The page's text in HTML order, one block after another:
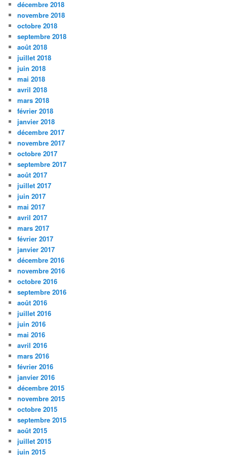
décembre 2018
novembre 2018
octobre 2018
septembre 2018
août 2018
juillet 2018
juin 2018
mai 2018
avril 2018
mars 2018
février 2018
janvier 2018
décembre 2017
novembre 2017
octobre 2017
septembre 2017
août 2017
juillet 2017
juin 2017
mai 2017
avril 2017
mars 2017
février 2017
janvier 2017
décembre 2016
novembre 2016
octobre 2016
septembre 2016
août 2016
juillet 2016
juin 2016
mai 2016
avril 2016
mars 2016
février 2016
janvier 2016
décembre 2015
novembre 2015
octobre 2015
septembre 2015
août 2015
juillet 2015
juin 2015